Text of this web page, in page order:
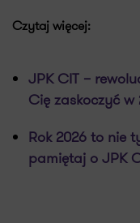
Czytaj więcej:
JPK CIT –
Cię zaskoczyć w
Rok 2026 to nie
pamiętaj o JPK